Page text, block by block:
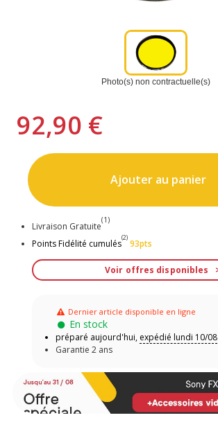
Photo(s) non contractuelle(s)
92,90 €
Ajouter au panier
Livraison Gratuite
(1)
Points Fidélité cumulés
(2)
93pts
Voir offres disponibles
Dernier article disponible en ligne
En stock
préparé aujourd'hui, expédié lundi 10/08
Garantie 2 ans